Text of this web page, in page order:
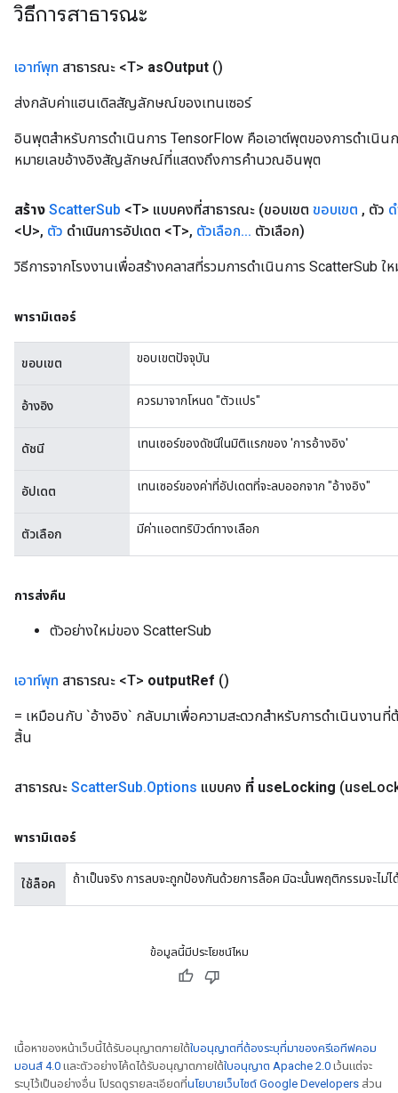
วิธีการสาธารณะ
เอาท์พุท สาธารณะ <T> asOutput ()
ส่งกลับค่าแฮนเดิลสัญลักษณ์ของเทนเซอร์
อินพุตสำหรับการดำเนินการ TensorFlow คือเอาต์พุตของการดำเนิน
หมายเลขอ้างอิงสัญลักษณ์ที่แสดงถึงการคำนวณอินพุต
สร้าง ScatterSub <T> แบบคงที่สาธารณะ (ขอบเขต ขอบเขต , ตัว
<U>, ตัว ดำเนินการอัปเดต <T>, ตัวเลือก... ตัวเลือก)
วิธีการจากโรงงานเพื่อสร้างคลาสที่รวมการดำเนินการ ScatterSub ใ
พารามิเตอร์
ขอบเขต ขอบเขตปัจจุบัน
อ้างอิง ควรมาจากโหนด "ตัวแปร"
ดัชนี เทนเซอร์ของดัชนีในมิติแรกของ 'การอ้างอิง'
อัปเดต เทนเซอร์ของค่าที่อัปเดตที่จะลบออกจาก "อ้างอิง"
ตัวเลือก มีค่าแอตทริบิวต์ทางเลือก
การส่งคืน
ตัวอย่างใหม่ของ ScatterSub
เอาท์พุท สาธารณะ <T> outputRef ()
= เหมือนกับ `อ้างอิง` กลับมาเพื่อความสะดวกสำหรับการดำเนินงานที่
สิ้น
สาธารณะ ScatterSub.Options แบบคง ที่ use Locking (use
พารามิเตอร์
ใช้ล็อค ถ้าเป็นจริง การลบจะถูกป้องกันด้วยการล็อค มิฉะนั้นพฤติกรรมจะไ
ข้อมูลนี้มีประโยชน์ไหม
เนื้อหาของหน้าเว็บนี้ได้รับอนุญาตภายใต้ใบอนุญาตที่ต้องระบุที่มาของครีเอทีฟคอม
มอนส์ 4.0 และตัวอย่างโค้ดได้รับอนุญาตภายใต้ใบอนุญาต Apache 2.0 เว้นแต่จะ
ระบุไว้เป็นอย่างอื่น โปรดดูรายละเอียดที่นโยบายเว็บไซต์ Google Developers ส่วน